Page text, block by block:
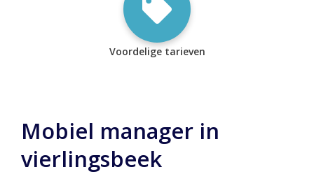
Voordelige tarieven
Mobiel manager in
vierlingsbeek